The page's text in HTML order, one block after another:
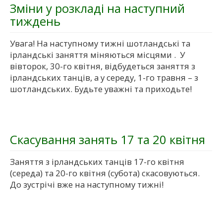
Зміни у розкладі на наступний
тиждень
Увага! На наступному тижні шотландські та
ірландські заняття міняються місцями . У
вівторок, 30-го квітня, відбудеться заняття з
ірландських танців, а у середу, 1-го травня – з
шотландських. Будьте уважні та приходьте!
Скасування занять 17 та 20 квітня
Заняття з ірландських танців 17-го квітня
(середа) та 20-го квітня (субота) скасовуються.
До зустрічі вже на наступному тижні!